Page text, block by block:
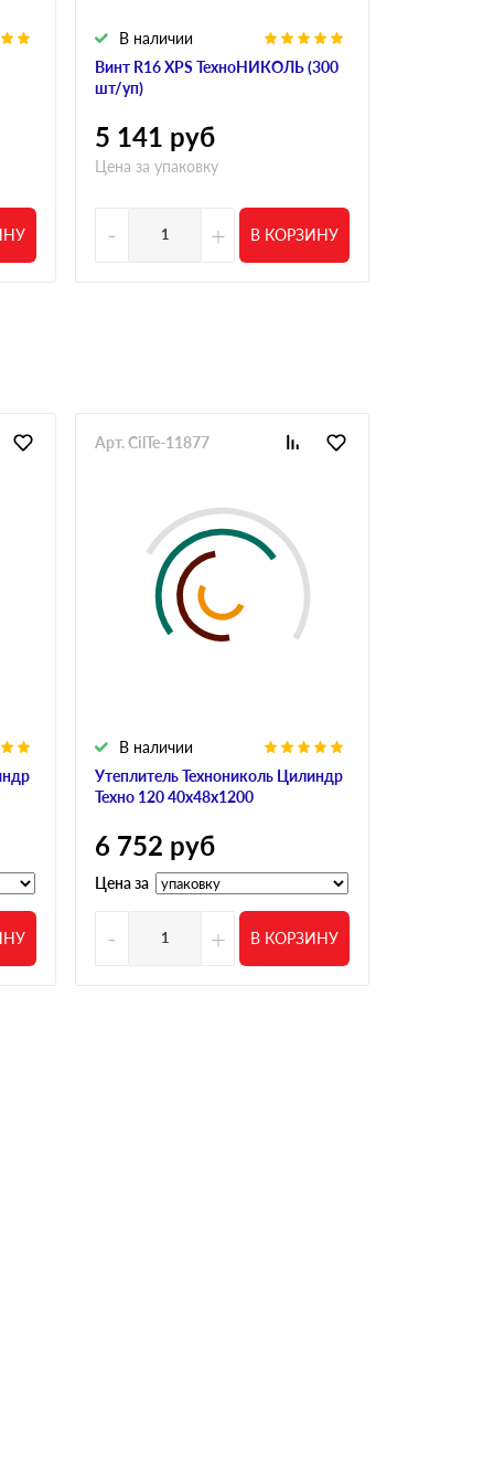
Винт R16 XPS ТехноНИКОЛЬ (300
шт/уп)
В наличии
5 141 руб
Цена за упаковку
- + В КОРЗИНУ
Утеплитель Технониколь Цилиндр
Техно 120 40х48х1200
В наличии
Арт. CilTe-11877
6 752 руб
Цена за
- + В КОРЗИНУ